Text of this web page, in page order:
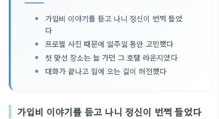
가입비 이야기를 듣고 나니 정신이 번쩍 들었
다
프로필 사진 때문에 일주일 동안 고민했다
첫 맞선 장소는 늘 가던 그 호텔 라운지였다
대화가 끝나고 집에 오는 길이 허전했다
가입비 이야기를 듣고 나니 정신이 번쩍 들었다